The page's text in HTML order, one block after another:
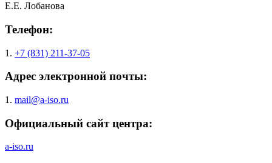
Е.Е. Лобанова
Телефон:
1. +7 (831) 211-37-05
Адрес электронной почты:
1. mail@a-iso.ru
Официальный сайт центра:
a-iso.ru